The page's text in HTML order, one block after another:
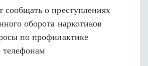
сообщать о преступлениях
оборота наркотиков
по профилактике